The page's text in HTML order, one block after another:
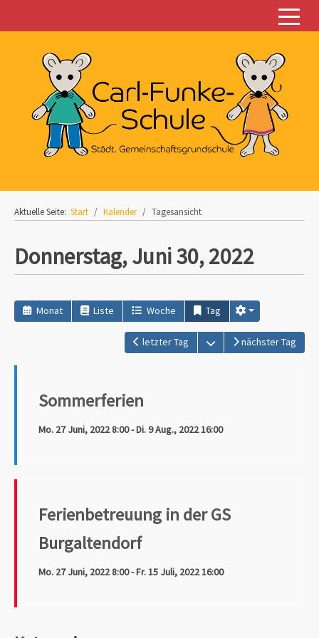
Off-
Aktuelle Seite: Start Kalender Tagesansicht
Donnerstag, Juni 30, 2022
Monat Liste Woche Tag
letzter Tag Kalender öffnen
nächster Tag
Sommerferien
Mo. 27 Juni, 2022 8:00 - Di. 9 Aug., 2022 16:00
Ferienbetreuung in der GS
Burgaltendorf
Mo. 27 Juni, 2022 8:00 - Fr. 15 Juli, 2022 16:00